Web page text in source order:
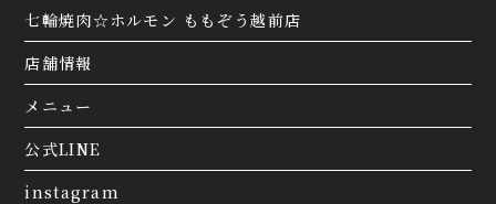
七輪焼肉☆ホルモン ももぞう越前店
店舗情報
メニュー
公式LINE
instagram